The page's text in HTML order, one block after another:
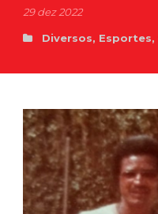
29 dez 2022
Diversos, Esportes,